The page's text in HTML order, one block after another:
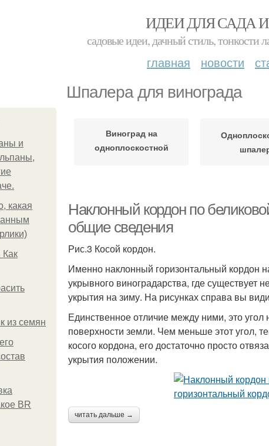
ИДЕИ ДЛЯ САДА
садовые идеи, дачный стиль, тонкости
главная новости
Шпалера для винограда
и
какая
Как
из семян
BR
Виноград на
одноплоскостной
Наклонный кордон по
общие сведения
Рис.3 Косой кордон.
Именно наклонный горизонтальный кордон
укрывного виноградарства, где существует
укрытия на зиму. На рисунках справа вы
Единственное отличие между ними, это угол
поверхности земли. Чем меньше этот угол,
косого кордона, его достаточно просто
укрытия положении.
читать дальше →